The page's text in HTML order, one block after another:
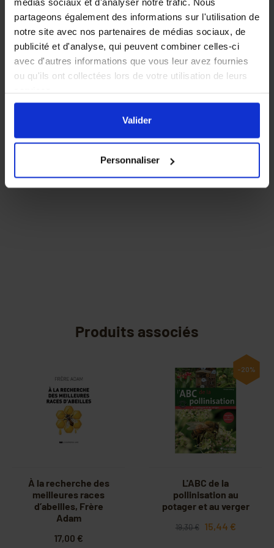
partageons également des informations sur l'utilisation de
notre site avec nos partenaires de médias sociaux, de
publicité et d'analyse, qui peuvent combiner celles-ci
avec d'autres informations que vous leur avez fournies
ou qu'ils ont collectées lors de votre utilisation de leurs
En cliquant sur le boutonValidervous acceptez
l'ensemble des cookies de notre site ainsi que ceux de
nos partenaires. Vous pouvez également choisir les
Valider
Personnaliser
Produits associés
À la recherche des
meilleures races
d’abeilles, Frère
Adam
17,00 €
-20%
L'ABC de la
pollinisation au
potager et au verger
19,30 € 15,44 €